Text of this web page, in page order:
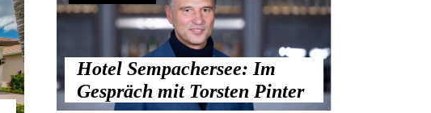
Hotel Sempachersee: Im
Gespräch mit Torsten Pinter